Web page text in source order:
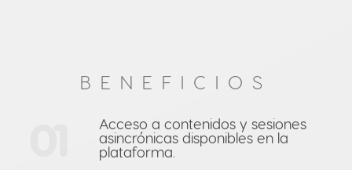
BENEFICIOS
Acceso a contenidos y sesiones
asincrónicas disponibles en la
plataforma.